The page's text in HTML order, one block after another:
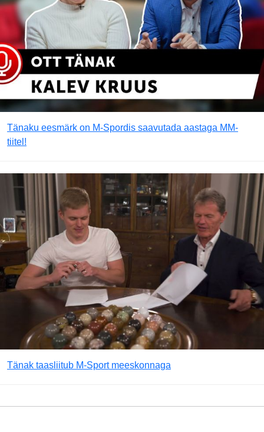
Tänaku eesmärk on M-Spordis saavutada aastaga MM-
tiitel!
Tänak taasliitub M-Sport meeskonnaga